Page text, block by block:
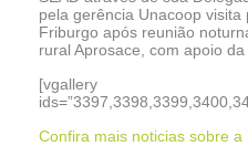
pela gerência Unacoop
Friburgo após reunião
rural Aprosace, com apoio da
[vgallery
Confira mais noticias sobre a